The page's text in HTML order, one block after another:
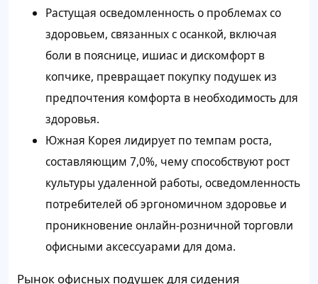
Растущая осведомленность о проблемах со
здоровьем, связанных с осанкой, включая
боли в пояснице, ишиас и дискомфорт в
копчике, превращает покупку подушек из
предпочтения комфорта в необходимость для
здоровья.
Южная Корея лидирует по темпам роста,
составляющим 7,0%, чему способствуют рост
культуры удаленной работы, осведомленность
потребителей об эргономичном здоровье и
проникновение онлайн-розничной торговли
офисными аксессуарами для дома.
Рынок офисных подушек для сидения